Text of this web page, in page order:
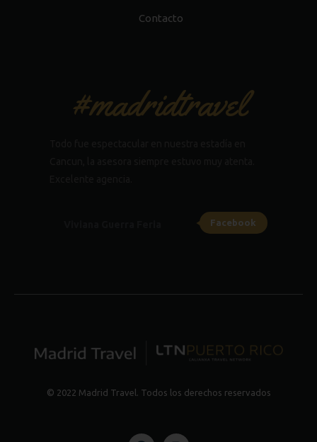
Contacto
#madridtravel
Facebook
© 2022 Madrid Travel. Todos los derechos reservados